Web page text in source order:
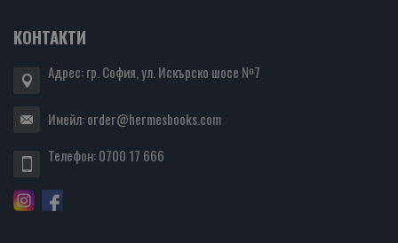
КОНТАКТИ
Адрес: гр. София, ул. Искърско шосе №7
Имейл:order@hermesbooks.com
Телефон:0700 17 666